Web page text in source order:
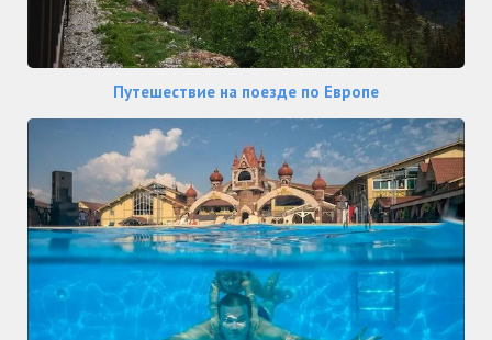
Путешествие на поезде по Европе